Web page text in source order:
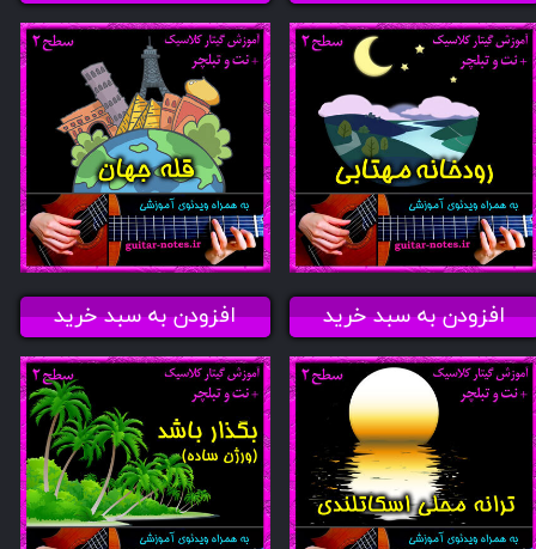
افزودن به سبد خرید افزودن به سبد خرید